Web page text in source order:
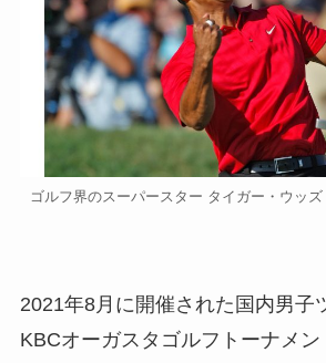
ゴルフ界のスーパースター タイガー・ウッ
2021年8月に開催された国内男子
KBCオーガスタゴルフトーナメ